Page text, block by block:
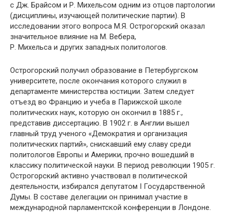
с Дж. Брайсом и Р. Михельсом одним из отцов партологии
(дисциплины, изучающей политические партии). В
исследовании этого вопроса М.Я. Острогорский оказал
значительное влияние на М. Вебера,
Р. Михельса и других западных политологов.
Острогорский получил образование в Петербургском
университете, после окончания которого служил в
департаменте министерства юстиции. Затем следует
отъезд во Францию и учеба в Парижской школе
политических наук, которую он окончил в 1885 г.,
представив диссертацию. В 1902 г. в Англии вышел
главный труд ученого «Демократия и организация
политических партий», снискавший ему славу среди
политологов Европы и Америки, прочно вошедший в
классику политической науки. В период революции 1905 г.
Острогорский активно участвовал в политической
деятельности, избирался депутатом I Государственной
Думы. В составе делегации он принимал участие в
международной парламентской конференции в Лондоне.